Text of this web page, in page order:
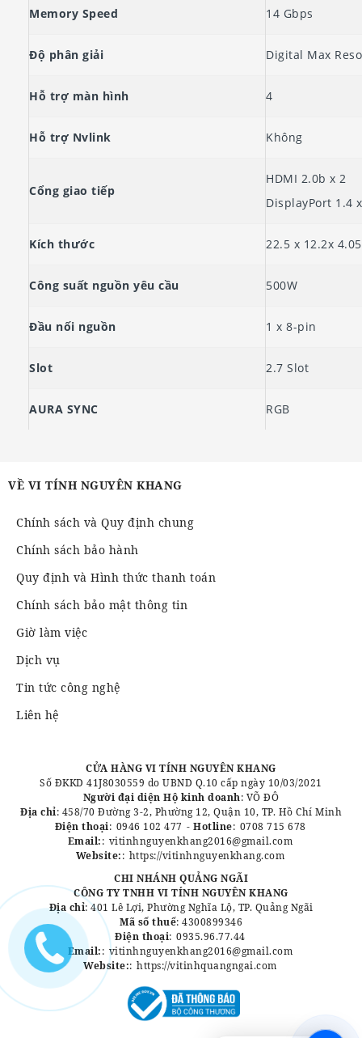
Memory Speed 14 Gbps
Độ phân giải Digital Max
Hỗ trợ màn hình 4
Hỗ trợ Nvlink Không
Cổng giao tiếp
HDMI 2.0b x 2
DisplayPort 1.4
Kích thước 22.5 x 12.2x
Công suất nguồn yêu cầu 500W
Đầu nối nguồn 1 x 8-pin
Slot 2.7 Slot
AURA SYNC RGB
VỀ VI TÍNH NGUYÊN KHANG
Chính sách và Quy định chung
Chính sách bảo hành
Quy định và Hình thức thanh toán
Chính sách bảo mật thông tin
Giờ làm việc
Dịch vụ
Tin tức công nghệ
Liên hệ
CỬA HÀNG VI TÍNH NGUYÊN KHANG
Số ĐKKD 41J8030559 do UBND Q.10 cấp ngày 10/03/2021
Người đại diện Hộ kinh doanh: VÕ ĐÔ
Địa chỉ: 458/70 Đường 3-2, Phường 12, Quận 10, TP. Hồ Chí Minh
Điện thoại: 0946 102 477 - Hotline: 0708 715 678
Email:: vitinhnguyenkhang2016@gmail.com
Website:: https://vitinhnguyenkhang.com
CHI NHÁNH QUẢNG NGÃI
CÔNG TY TNHH VI TÍNH NGUYÊN KHANG
Địa chỉ: 401 Lê Lợi, Phường Nghĩa Lộ, TP. Quảng Ngãi
Mã số thuế: 4300899346
Điện thoại: 0935.96.77.44
Email:: vitinhnguyenkhang2016@gmail.com
Website:: https://vitinhquangngai.com